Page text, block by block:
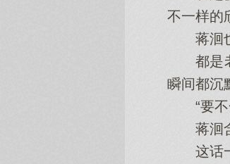
不一样的
蒋洄也
都是老
瞬间都沉
“要不
蒋洄含
这话一